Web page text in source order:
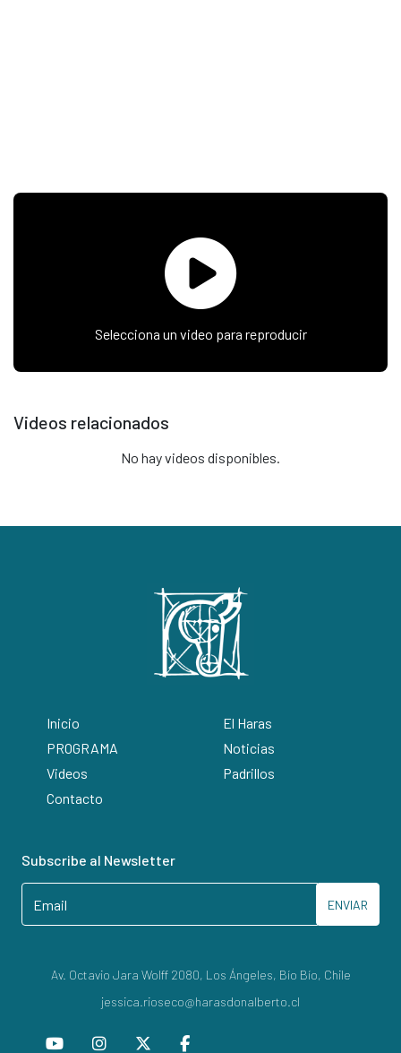
Selecciona un video para reproducir
Videos relacionados
No hay videos disponibles.
Inicio
El Haras
PROGRAMA
Noticias
Videos
Padrillos
Contacto
Subscribe al Newsletter
ENVIAR
Av. Octavio Jara Wolff 2080, Los Ángeles, Bío Bío, Chile
jessica.rioseco@harasdonalberto.cl